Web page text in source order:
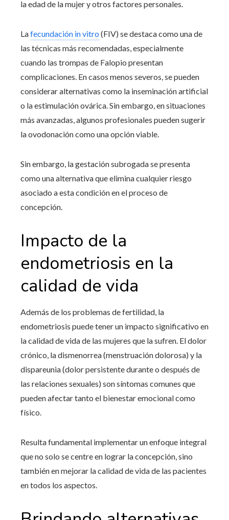
la edad de la mujer y otros factores personales.
Lafecundación in vitro (FIV) se destaca como una de
las técnicas más recomendadas, especialmente
cuando las trompas de Falopio presentan
complicaciones. En casos menos severos, se pueden
considerar alternativas como la inseminación artificial
o la estimulación ovárica. Sin embargo, en situaciones
más avanzadas, algunos profesionales pueden sugerir
la ovodonación como una opción viable.
Sin embargo, la gestación subrogada se presenta
como una alternativa que elimina cualquier riesgo
asociado a esta condición en el proceso de
concepción.
Impacto de la
endometriosis en la
calidad de vida
Además de los problemas de fertilidad, la
endometriosis puede tener un impacto significativo en
la calidad de vida de las mujeres que la sufren. El dolor
crónico, la dismenorrea (menstruación dolorosa) y la
dispareunia (dolor persistente durante o después de
las relaciones sexuales) son síntomas comunes que
pueden afectar tanto el bienestar emocional como
físico.
Resulta fundamental implementar un enfoque integral
que no solo se centre en lograr la concepción, sino
también en mejorar la calidad de vida de las pacientes
en todos los aspectos.